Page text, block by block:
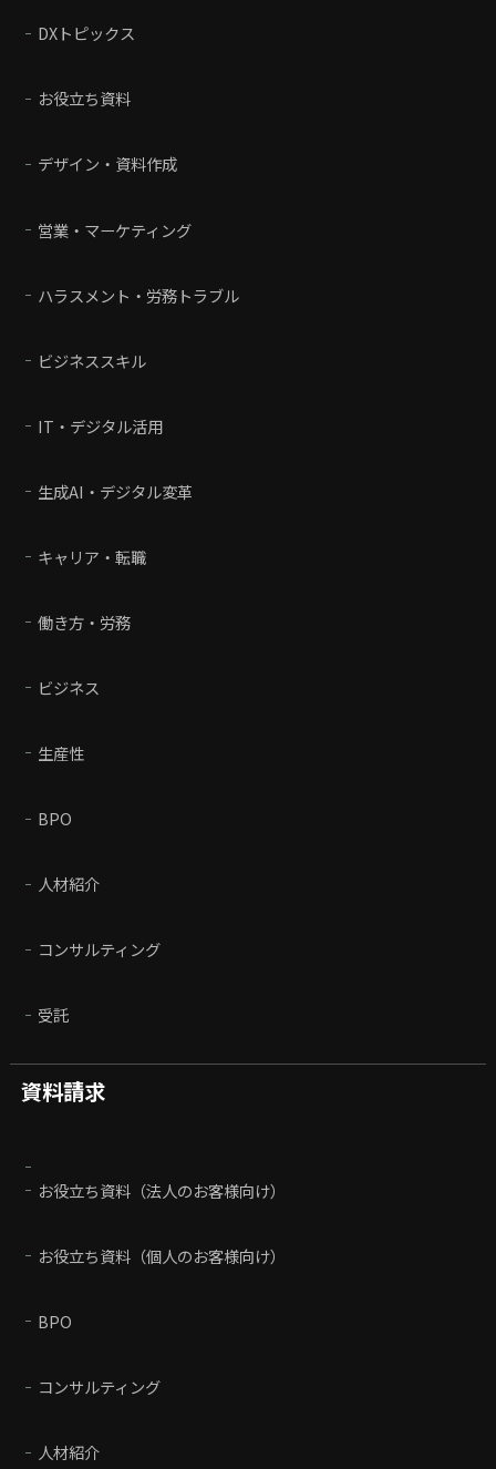
DXトピックス
お役立ち資料
デザイン・資料作成
営業・マーケティング
ハラスメント・労務トラブル
ビジネススキル
IT・デジタル活用
生成AI・デジタル変革
キャリア・転職
働き方・労務
ビジネス
生産性
BPO
人材紹介
コンサルティング
受託
資料請求
お役立ち資料（法人のお客様向け）
お役立ち資料（個人のお客様向け）
BPO
コンサルティング
人材紹介